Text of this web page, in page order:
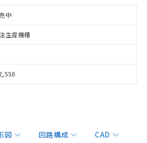
中
生産機種
図 回路構成
CAD